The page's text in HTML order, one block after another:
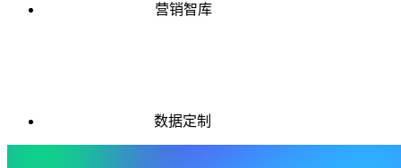
营销智库
数据定制